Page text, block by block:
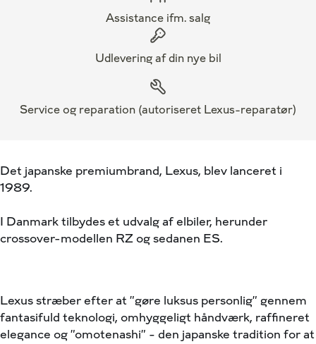
Assistance ifm. salg
Udlevering af din nye bil
Service og reparation (autoriseret Lexus-reparatør)
Det japanske premiumbrand, Lexus, blev lanceret i
1989.
I Danmark tilbydes et udvalg af elbiler, herunder
crossover-modellen RZ og sedanen ES.
Lexus stræber efter at ”gøre luksus personlig” gennem
fantasifuld teknologi, omhyggeligt håndværk, raffineret
elegance og ”omotenashi” – den japanske tradition for at